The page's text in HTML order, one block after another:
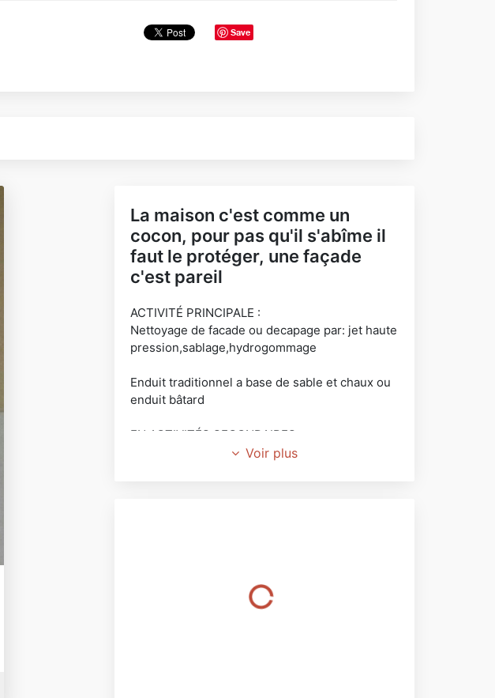
Save
La maison c'est comme un
cocon, pour pas qu'il s'abîme il
faut le protéger, une façade
c'est pareil
ACTIVITÉ PRINCIPALE :
Nettoyage de facade ou decapage par: jet haute
pression,sablage,hydrogommage
Enduit traditionnel a base de sable et chaux ou
enduit bâtard
EN ACTIVITÉS SECONDAIRES
nettoyage de toiture Voir plus